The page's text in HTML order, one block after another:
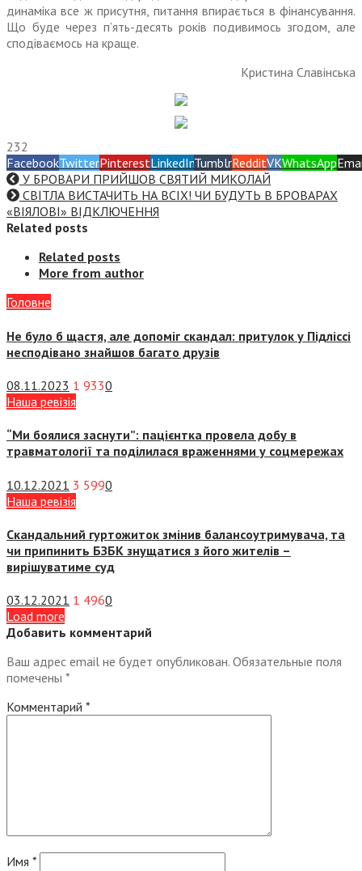
динаміка все ж присутня, питання впирається в фінансування.
Що буде через п’ять-десять років подивимось згодом, але
сподіваємось на краще.
Кристина Славінська
232
FacebookTwitterPinterestLinkedInTumblrRedditVKWhatsApp
У БРОВАРИ ПРИЙШОВ СВЯТИЙ МИКОЛАЙ
СВІТЛА ВИСТАЧИТЬ НА ВСІХ! ЧИ БУДУТЬ В БРОВАРАХ
«ВІЯЛОВІ» ВІДКЛЮЧЕННЯ
Related posts
Related posts
More from author
Головне
Не було б щастя, але допоміг скандал: притулок у Підліссі
несподівано знайшов багато друзів
08.11.2023 1 9330
Наша ревізія
“Ми боялися заснути”: пацієнтка провела добу в
травматології та поділилася враженнями у соцмережах
10.12.2021 3 5990
Наша ревізія
Скандальний гуртожиток змінив балансоутримувача, та
чи припинить БЗБК знущатися з його жителів –
вирішуватиме суд
03.12.2021 1 4960
Load more
Добавить комментарий
Ваш адрес email не будет опубликован. Обязательные поля
помечены *
Комментарий *
Имя *